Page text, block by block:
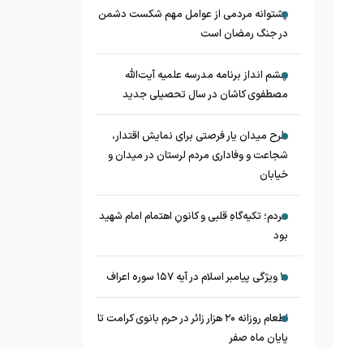
پشتوانه مردمی از عوامل مهم شکست دشمن
در جنگ رمضان است
چشم‌ انداز برنامه مدرسه علمیه آیت‌الله
مصطفوی کاشان در سال تحصیلی جدید
طرح میدان یار فرصتی برای نمایش اقتدار،
شجاعت و وفاداری مردم لرستان در میدان و
خیابان
مردم؛ تکیه‌گاهِ قلبی و کانونِ اهتمام امام شهید
بود
۱۰ ویژگی پیامبر اسلام در آیه ۱۵۷ سوره اعراف
اطعام روزانه ۲۰ هزار زائر در حرم بانوی کرامت تا
پایان ماه صفر